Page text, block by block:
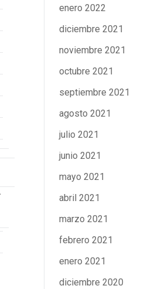
enero 2022
diciembre 2021
noviembre 2021
octubre 2021
septiembre 2021
agosto 2021
julio 2021
junio 2021
mayo 2021
abril 2021
marzo 2021
febrero 2021
enero 2021
diciembre 2020